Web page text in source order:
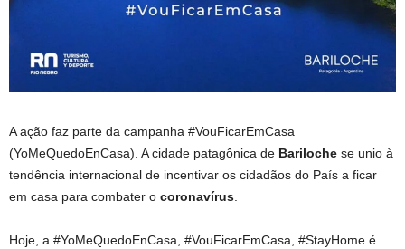
A ação faz parte da campanha #VouFicarEmCasa
(YoMeQuedoEnCasa). A cidade patagônica de Bariloche se unio à
tendência internacional de incentivar os cidadãos do País a ficar
em casa para combater o coronavírus
Hoje, a #YoMeQuedoEnCasa, #VouFicarEmCasa, #StayHome é